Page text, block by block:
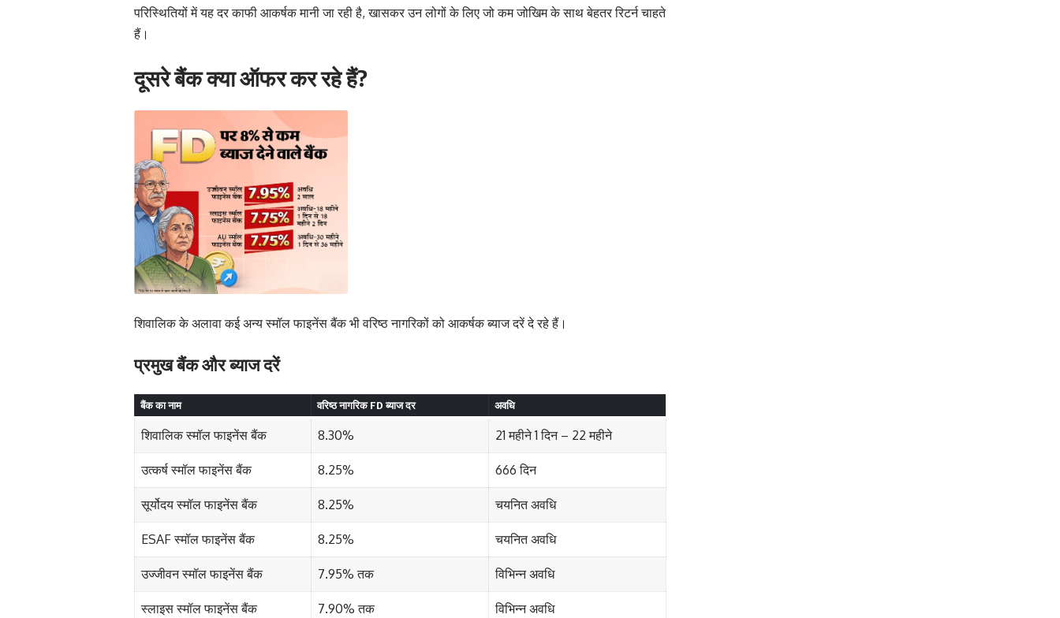
परिस्थितियों में यह दर काफी आकर्षक मानी जा रही है, खासकर उन लोगों के लिए जो कम जोखिम के साथ बेहतर रिटर्न चाहते
हैं।
दूसरे बैंक क्या ऑफर कर रहे हैं?
शिवालिक के अलावा कई अन्य स्मॉल फाइनेंस बैंक भी वरिष्ठ नागरिकों को आकर्षक ब्याज दरें दे रहे हैं।
प्रमुख बैंक और ब्याज दरें
बैंक का नाम वरिष्ठ नागरिक FD ब्याज दर अवधि
शिवालिक स्मॉल फाइनेंस बैंक 8.30% 21 महीने 1 दिन – 22 महीने
उत्कर्ष स्मॉल फाइनेंस बैंक 8.25% 666 दिन
सूर्योदय स्मॉल फाइनेंस बैंक 8.25% चयनित अवधि
ESAF स्मॉल फाइनेंस बैंक 8.25% चयनित अवधि
उज्जीवन स्मॉल फाइनेंस बैंक 7.95% तक विभिन्न अवधि
स्लाइस स्मॉल फाइनेंस बैंक 7.90% तक विभिन्न अवधि